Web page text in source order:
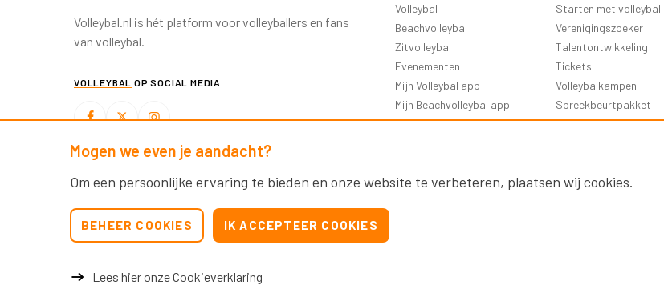
Volleybal.nl is hét platform voor volleyballers en fans
van volleybal.
VOLLEYBAL OP SOCIAL MEDIA
Volleybal
Beachvolleybal
Zitvolleybal
Evenementen
Mijn Volleybal app
Mijn Beachvolleybal app
Starten met volleybal
Verenigingszoeker
Talentontwikkeling
Tickets
Volleybalkampen
Spreekbeurtpakket
Oranje Ambassadeurs
Mogen we even je aandacht?
Om een persoonlijke ervaring te bieden en onze website te verbeteren, plaatsen wij cookies.
BEHEER COOKIES IK ACCEPTEER COOKIES
Lees hier onze Cookieverklaring